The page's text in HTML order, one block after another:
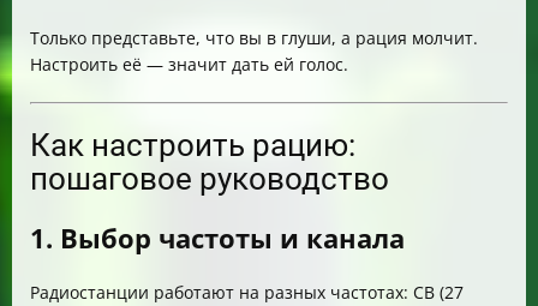
Только представьте, что вы в глуши, а рация молчит.
Настроить её — значит дать ей голос.
Как настроить рацию:
пошаговое руководство
1. Выбор частоты и канала
Радиостанции работают на разных частотах: CB (27